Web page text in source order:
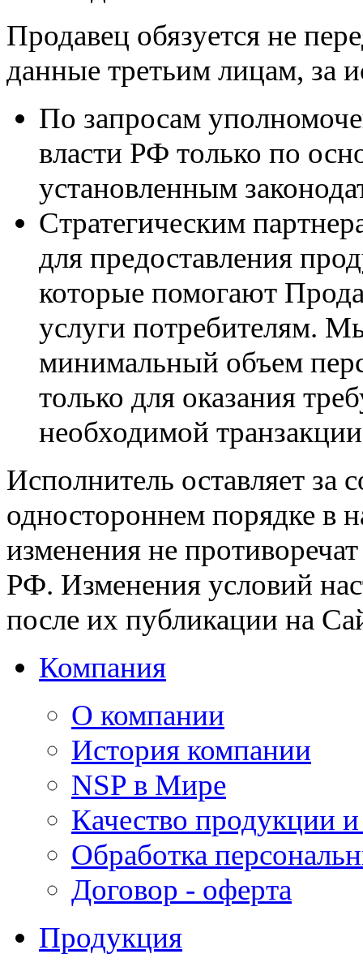
Продавец обязуется не
данные третьим лицам, за
По запросам
власти РФ только по
установленным
Стратегическим
для предоставления
которые помогают
услуги потребителям.
минимальный объем
только для оказания
необходимой
Исполнитель оставляет за
одностороннем порядке в
изменения не
РФ. Изменения условий
после их публикации на
Компания
О компании
История компании
NSP в Мире
Качество продукции
Обработка
Договор - оферта
Продукция